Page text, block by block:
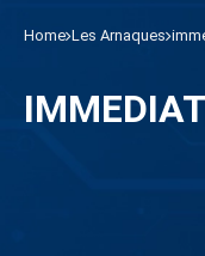
Home Les Arnaques